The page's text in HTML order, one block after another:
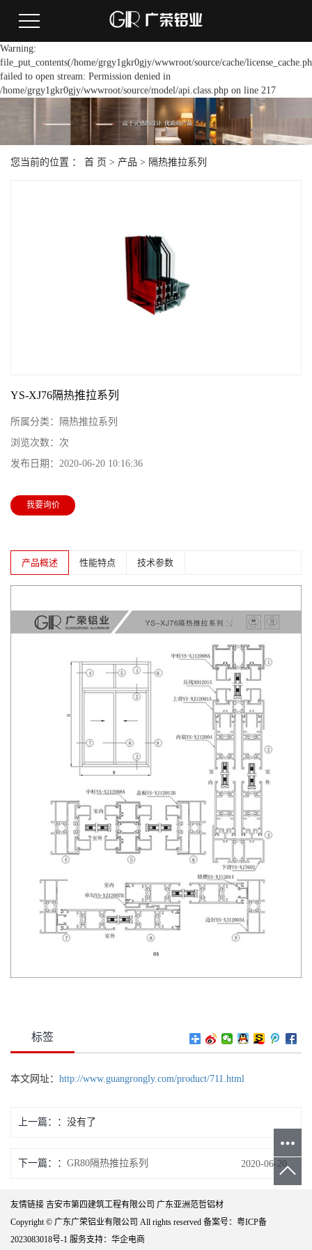
Warning:
file_put_contents(/home/grgy1gkr0gjy/wwwroot/source/cache/
failed to open stream: Permission denied in
/home/grgy1gkr0gjy/wwwroot/source/model/api.class.php on line 217
您当前的位置 ： 首 页 > 产品 > 隔热推拉系列
YS-XJ76隔热推拉系列
所属分类：
隔热推拉系列
浏览次数： 次
发布日期： 2020-06-20 10:16:36
我要询价
产品概述 性能特点 技术参数
标签
本文网址： http://www.guangrongly.com/product/711.html
上一篇： 没有了
下一篇： GR80隔热推拉系列 2020-06-20
友情链接 吉安市第四建筑工程有限公司 广东亚洲范哲铝材
Copyright © 广东广荣铝业有限公司 All rights reserved 备案号： 粤ICP备
2023083018号-1 服务支持： 华企电商